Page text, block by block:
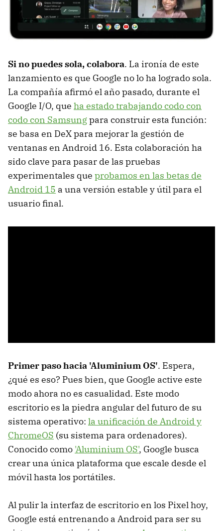
Si no puedes sola, colabora. La ironía de este
lanzamiento es que Google no lo ha logrado sola.
La compañía afirmó el año pasado, durante el
Google I/O, que ha estado trabajando codo con
codo con Samsungpara construir esta función:
se basa en DeX para mejorar la gestión de
ventanas en Android 16. Esta colaboración ha
sido clave para pasar de las pruebas
experimentales que probamos en las betas de
Android 15 a una versión estable y útil para el
usuario final.
Primer paso hacia 'Aluminium OS'. Espera,
¿qué es eso? Pues bien, que Google active este
modo ahora no es casualidad. Este modo
escritorio es la piedra angular del futuro de su
sistema operativo: la unificación de Android y
ChromeOS (su sistema para ordenadores).
Conocido como 'Aluminium OS', Google busca
crear una única plataforma que escale desde el
móvil hasta los portátiles.
Al pulir la interfaz de escritorio en los Pixel hoy,
Google está entrenando a Android para ser su